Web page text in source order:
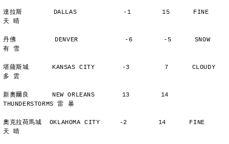
達拉斯        DALLAS            -1        15      FINE
天 晴
丹佛          DENVER            -6        -5      SNOW
有 雪
堪薩斯城      KANSAS CITY       -3         7      CLOUDY
多 雲
新奧爾良      NEW ORLEANS       13        14
THUNDERSTORMS 雷 暴
奧克拉荷馬城  OKLAHOMA CITY     -2        14      FINE
天 晴